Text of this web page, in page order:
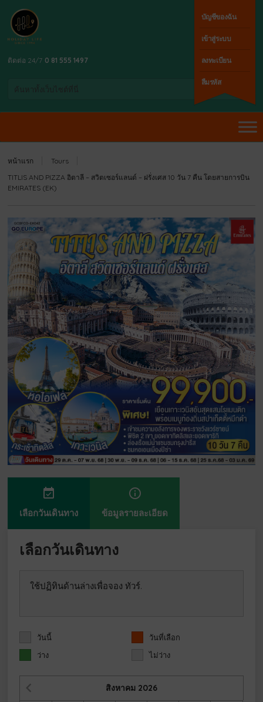
บัญชีของฉัน
เข้าสู่ระบบ
ลงทะเบียน
ลืมรหัส
ติดต่อ 24/7 0 81 555 1497
หน้าแรก
Tours
TITLIS AND PIZZA อิตาลี – สวิตเซอร์แลนด์ – ฝรั่งเศส 10 วัน 7 คืน โดยสายการบิน
EMIRATES (EK)
event_available
เลือกวันเดินทาง
info_outline
ข้อมูลรายละเอียด
เลือกวันเดินทาง
ใช้ปฏิทินด้านล่างเพื่อจอง ทัวร์.
วันนี้
วันที่เลือก
ว่าง
ไม่ว่าง
สิงหาคม 2026